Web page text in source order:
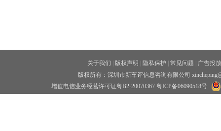
关于我们 版权声明 隐私保护 常见问题
广告投放
版权所有：深圳市新车评信息咨询有限公司
增值电信业务经营许可证粤B2-20070367 粤ICP备06090518号